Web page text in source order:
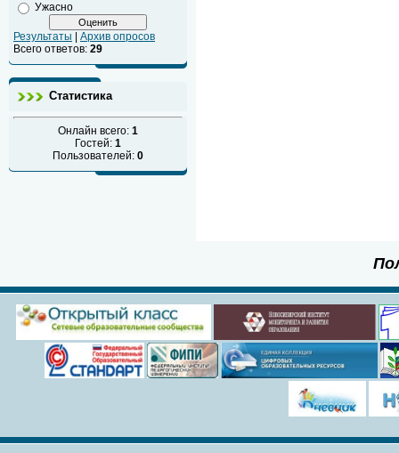
Ужасно
Результаты
Архив опросов
Всего ответов: 29
Статистика
Онлайн всего: 1
Гостей: 1
Пользователей: 0